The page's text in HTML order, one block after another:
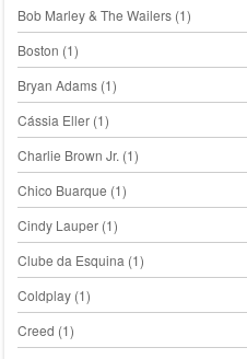
Bob Marley & The Wailers(1)
Boston (1)
Bryan Adams(1)
Cássia Eller(1)
Charlie Brown Jr. (1)
Chico Buarque (1)
Cindy Lauper(1)
Clube da Esquina (1)
Coldplay(1)
Creed (1)